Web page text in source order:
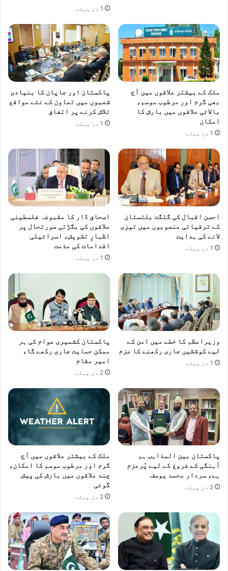
ب
ی
ب
ی
ک
و
7
س
ا
ل
ق
د
ک
ی
س
ز
ی
ج
د
و
ج
د
پ
ر
س
م
ج
و
ت
ہ
ن
ہ
ی
ں
ک
ں
،
ع
م
ر
ا
ن
ن
1 دن پہلے
ملک کے بیشتر علاقوں میں آج
بھی گرم اور مرطوب موسم،
بالائی علاقوں میں بارش کا
امکان
1 دن پہلے
پاکستان اور جاپان کا بنیادی
شعبوں میں تعاون کے نئے مواقع
تلاش کرنے پر اتفاق
1 دن پہلے
احسن اقبال کی گلگت بلتستان
کے ترقیاتی منصوبوں میں تیزی
لانے کی ہدایت
1 دن پہلے
اسحاق ڈار کا مقبوضہ فلسطینی
علاقوں کی بگڑتی صورتحال پر
اظہارِ تشویش، اسرائیلی
اقدامات کی مذمت
1 دن پہلے
وزیراعظم کا خطے میں امن کے
لیے کوششیں جاری رکھنے کا عزم
1 دن پہلے
پاکستان کشمیری عوام کی ہر
ممکن حمایت جاری رکھے گا،
امیر مقام
2 دن پہلے
پاکستان بین المذاہب ہم
آہنگی کے فروغ کے لیے پُرعزم
ہے، سردار محمد یوسف
2 دن پہلے
ملک کے بیشتر علاقوں میں آج
گرم اور مرطوب موسم کا امکان،
چند علاقوں میں بارش کی پیش
گوئی
2 دن پہلے